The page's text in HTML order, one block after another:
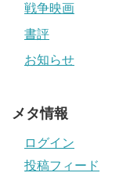
戦争映画
書評
お知らせ
メタ情報
ログイン
投稿フィード